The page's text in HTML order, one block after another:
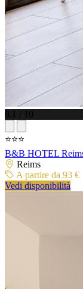
8.1 / 10
⭐⭐⭐
B&B HOTEL
Reims
A partire da 93 €
Vedi disponibilità